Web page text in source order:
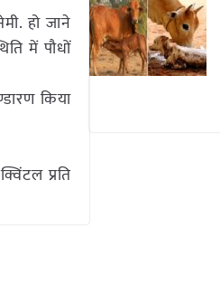
हो जाने
में पौधों
किया
प्रति